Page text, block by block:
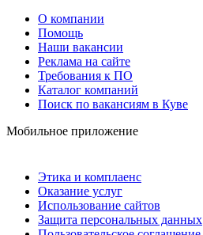
О компании
Помощь
Наши вакансии
Реклама на сайте
Требования к ПО
Каталог компаний
Поиск по вакансиям в Куве
Мобильное приложение
Этика и комплаенс
Оказание услуг
Использование сайтов
Защита персональных данных